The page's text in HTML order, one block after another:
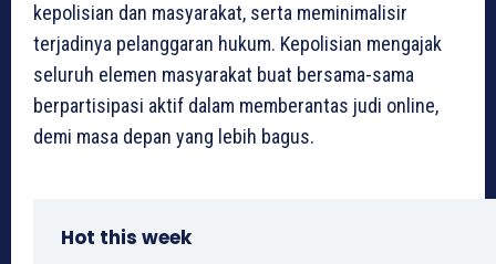
kepolisian dan masyarakat, serta meminimalisir
terjadinya pelanggaran hukum. Kepolisian mengajak
seluruh elemen masyarakat buat bersama-sama
berpartisipasi aktif dalam memberantas judi online,
demi masa depan yang lebih bagus.
Hot this week